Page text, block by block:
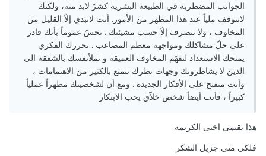
الجوانب المضطربة في الطبيعة البشرية كشرّ لابد منه، ولكنك
لاتتوقف ملياً عند هذا المظهر من الأمور. أنت لاتبدي إلاّ القليل من
المخاوف ، ولا تتصرف إلاّ حسب مشيئتك . تحسّ عموماً بأنك قادر
على حلّ مشاكلك ومواجهة معظم المصاعب . تحررك الفكري
يمنحك الاستعداد لتفهّم المخاوف العميقة و تملأنفسك بالشفقة الى
الذين لا يشاطرونك وجهات نظرك تتمتع بالكثير من الاهتمامات ،
وأنت منفتح على الأفكار الجديدة . ومع أن لشخصيتك مظهراً عملياً
كبيراً ، فأنت أيضاً شخص خلاّق يحب الابتكار
هذا تقيمى اختى الكريمه
فلكى منى جزيل الشكر